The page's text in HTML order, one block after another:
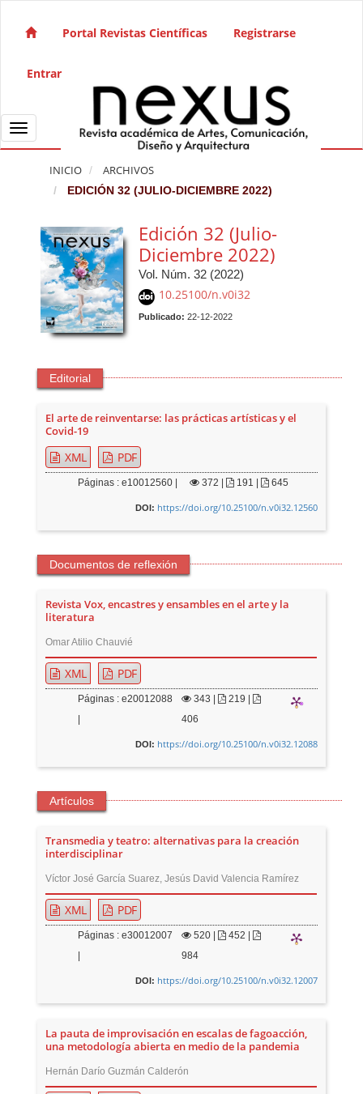
Navegación principal
Barra lateral
Portal Revistas Científicas Registrarse
Entrar
Toggle navigation
INICIO ARCHIVOS
EDICIÓN 32 (JULIO-DICIEMBRE 2022)
Edición 32 (Julio-
Diciembre 2022)
Vol. Núm. 32 (2022)
10.25100/n.v0i32
Publicado:22-12-2022
Editorial
El arte de reinventarse: las prácticas artísticas y el
Covid-19
XML PDF
Páginas : e10012560 | 372 191 | 645
DOI: https://doi.org/10.25100/n.v0i32.12560
Documentos de reflexión
Revista Vox, encastres y ensambles en el arte y la
literatura
Omar Atilio Chauvié
XML PDF
Páginas : e20012088
343
219 |
406
DOI: https://doi.org/10.25100/n.v0i32.12088
Artículos
Transmedia y teatro: alternativas para la creación
interdisciplinar
Víctor José García Suarez, Jesús David Valencia Ramírez
XML PDF
Páginas : e30012007
520|
452 |
984
DOI: https://doi.org/10.25100/n.v0i32.12007
La pauta de improvisación en escalas de fagoacción,
una metodología abierta en medio de la pandemia
Hernán Darío Guzmán Calderón